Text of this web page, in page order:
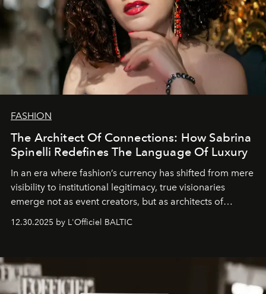
FASHION
The Architect Of Connections: How Sabrina
Spinelli Redefines The Language Of Luxury
In an era where fashion’s currency has shifted from mere
visibility to institutional legitimacy, true visionaries
emerge not as event creators, but as architects of
ecosystems.
Sabrina Spinelli
brand strategist with three decades of mastery in luxury,
framework where creativity, commerce, and culture
converge with surgical precision.
12.30.2025 by L'Officiel BALTIC